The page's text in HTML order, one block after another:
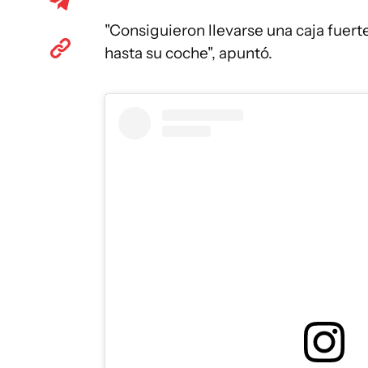
"Consiguieron llevarse una caja
hasta su coche", apuntó.